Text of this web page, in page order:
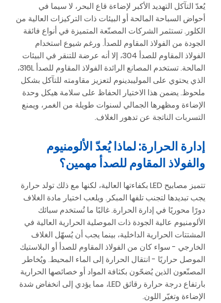
يُعدّ التآكل التهديد الأكبر لإضاءة قاع البحر، لا سيما في
أحواض السباحة المالحة أو البيئات ذات التركيزات العالية من
الكلور. تستثمر الشركات المصنّعة المتميزة في أنواع فائقة
الجودة من الفولاذ المقاوم للصدأ. ورغم شيوع استخدام
الفولاذ المقاوم للصدأ 304، إلا أنه عرضة للتنقر في البيئات
المالحة. تستخدم المصانع الرائدة الفولاذ المقاوم للصدأ 316L،
الذي يحتوي على الموليبدينوم لتعزيز مقاومته للتآكل بشكل
ملحوظ. يضمن هذا الاختيار الحفاظ على سلامة هيكل وحدة
الإضاءة ومظهرها الجمالي لسنوات طويلة من الغمر، ويمنع
التسربات الناتجة عن تدهور الغلاف.
إدارة الحرارة: لماذا يُعدّ الألومنيوم
والفولاذ المقاوم للصدأ مهمين؟
تتميز مصابيح LED بكفاءتها العالية، لكنها مع ذلك تولد حرارة
يجب تبديدها لتجنب تلفها المبكر. ويلعب اختيار مادة الغلاف
دورًا محوريًا في إدارة الحرارة. غالبًا ما تُستخدم سبائك
الألومنيوم عالية الجودة ذات الموصلية الحرارية العالية في
المشتتات الحرارية الداخلية، بينما يجب أن يُسهّل الغلاف
الخارجي - سواء كان من الفولاذ المقاوم للصدأ أو البلاستيك
الموصل حراريًا - انتقال الحرارة إلى الماء المحيط. ويُخاطر
المصنّعون الذين يُضحّون بكثافة المواد أو خصائصها الحرارية
بارتفاع درجة حرارة رقائق LED، مما يؤدي إلى انخفاض شدة
الإضاءة وتغيّر اللون.